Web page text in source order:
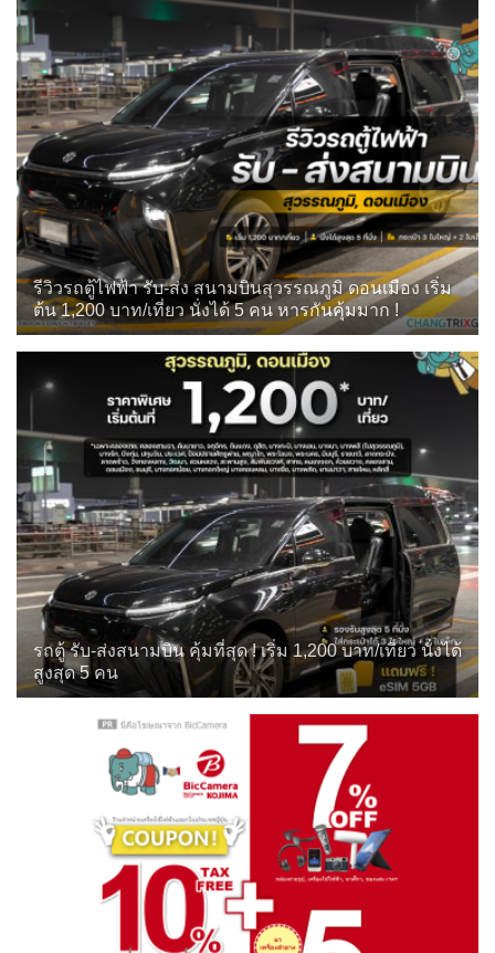
รีวิวรถตู้ไฟฟ้า รับ-ส่ง สนามบินสุวรรณภูมิ ดอนเมือง เริ่ม
ต้น 1,200 บาท/เที่ยว นั่งได้ 5 คน หารกันคุ้มมาก !
รถตู้ รับ-ส่งสนามบิน คุ้มที่สุด ! เริ่ม 1,200 บาท/เที่ยว นั่งได้
สูงสุด 5 คน